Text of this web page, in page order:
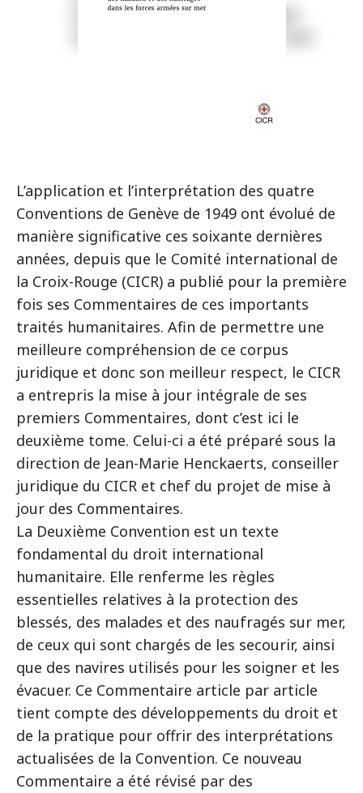
L’application et l’interprétation des quatre
Conventions de Genève de 1949 ont évolué de
manière significative ces soixante dernières
années, depuis que le Comité international de
la Croix-Rouge (CICR) a publié pour la première
fois ses Commentaires de ces importants
traités humanitaires. Afin de permettre une
meilleure compréhension de ce corpus
juridique et donc son meilleur respect, le CICR
a entrepris la mise à jour intégrale de ses
premiers Commentaires, dont c’est ici le
deuxième tome. Celui-ci a été préparé sous la
direction de Jean-Marie Henckaerts, conseiller
juridique du CICR et chef du projet de mise à
jour des Commentaires.
La Deuxième Convention est un texte
fondamental du droit international
humanitaire. Elle renferme les règles
essentielles relatives à la protection des
blessés, des malades et des naufragés sur mer,
de ceux qui sont chargés de les secourir, ainsi
que des navires utilisés pour les soigner et les
évacuer. Ce Commentaire article par article
tient compte des développements du droit et
de la pratique pour offrir des interprétations
actualisées de la Convention. Ce nouveau
Commentaire a été révisé par des